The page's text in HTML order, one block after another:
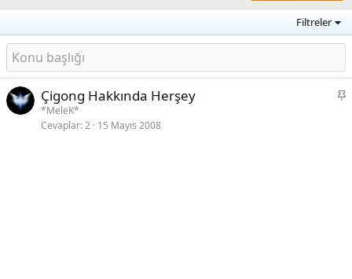
Filtreler
S
Çigong Hakkında Herşey
*MeleK*
Cevaplar 2 15 Mayıs 2008